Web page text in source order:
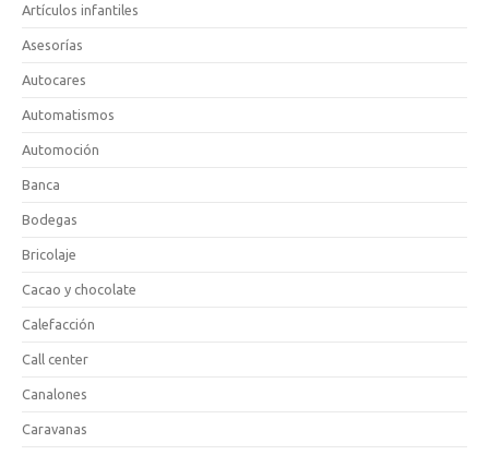
Artículos infantiles
Asesorías
Autocares
Automatismos
Automoción
Banca
Bodegas
Bricolaje
Cacao y chocolate
Calefacción
Call center
Canalones
Caravanas